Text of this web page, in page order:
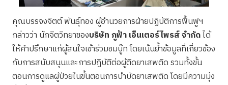
คุณบรรจงจิตต์ พันธุ์ทอง ผู้อำนวยการฝ่ายปฏิบัติการฟื้นฟูฯ
กล่าวว่า นักจิตวิทยาของบริษัท ภูฟ้า เอ็นเตอร์ไพรส์ จำกัดได้
ให้คำปรึกษาแก่ผู้สนใจเข้าร่วมชมบู๊ท โดยเน้นย้ำข้อมูลที่เกี่ยวข้อง
กับการสนับสนุนและการปฏิบัติต่อผู้ติดยาเสพติด รวมทั้งขั้น
ตอนการดูแลผู้ป่วยในขั้นตอนการบำบัดยาเสพติด โดยมีความมุ่ง